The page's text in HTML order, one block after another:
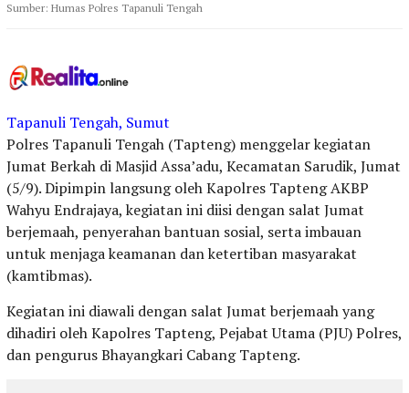
Sumber: Humas Polres Tapanuli Tengah
Tapanuli Tengah, Sumut
Polres Tapanuli Tengah (Tapteng) menggelar kegiatan
Jumat Berkah di Masjid Assa’adu, Kecamatan Sarudik, Jumat
(5/9). Dipimpin langsung oleh Kapolres Tapteng AKBP
Wahyu Endrajaya, kegiatan ini diisi dengan salat Jumat
berjemaah, penyerahan bantuan sosial, serta imbauan
untuk menjaga keamanan dan ketertiban masyarakat
(kamtibmas).
Kegiatan ini diawali dengan salat Jumat berjemaah yang
dihadiri oleh Kapolres Tapteng, Pejabat Utama (PJU) Polres,
dan pengurus Bhayangkari Cabang Tapteng.